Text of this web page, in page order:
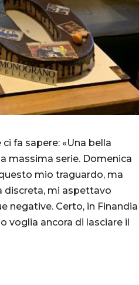
fa sapere: «Una bella
massima serie. Domenica
mio traguardo, ma
discreta, mi aspettavo
negative. Certo, in Finandia
voglia ancora di lasciare il